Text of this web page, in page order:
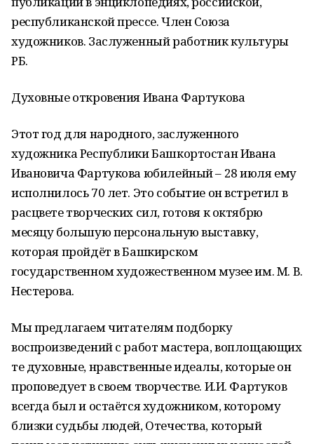
республиканской прессе. Член Союза
художников. Заслуженный работник культуры
РБ.
Духовные откровения Ивана Фартукова
Этот год для народного, заслуженного
художника Республики Башкортостан Ивана
Ивановича Фартукова юбилейный – 28 июля ему
исполнилось 70 лет. Это событие он встретил в
расцвете творческих сил, готовя к октябрю
месяцу большую персональную выставку,
которая пройдёт в Башкирском
государственном художественном музее им. М. В.
Нестерова.
Мы предлагаем читателям подборку
воспроизведений с работ мастера, воплощающих
те духовные, нравственные идеалы, которые он
проповедует в своем творчестве. И.И. Фартуков
всегда был и остаётся художником, которому
близки судьбы людей, Отечества, который